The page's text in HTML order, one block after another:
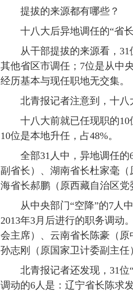
提拔的来源都有哪些？
十八大后异地调任的“省长
从干部提拔的来源看，31
其他省区市调任；7位是从中
经历基本与现任职地无交集。
北青报记者注意到，十八大
十八大前就已任现职的10
10位是本地升任，占48%。
全部31人中，异地调任的6
副省长）、湖南省长杜家毫
海省长郝鹏（原西藏自治区党
从中央部门“空降”的7人中
2013年3月后进行的职务调动
会主席）、云南省长陈豪（
孙志刚（原国家卫计委副主任
北青报记者还发现，31位“
调动的6人是：辽宁省长陈求